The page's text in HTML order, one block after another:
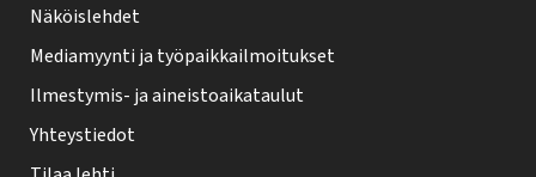
Näköislehdet
Mediamyynti ja työpaikkailmoitukset
Ilmestymis- ja aineistoaikataulut
Yhteystiedot